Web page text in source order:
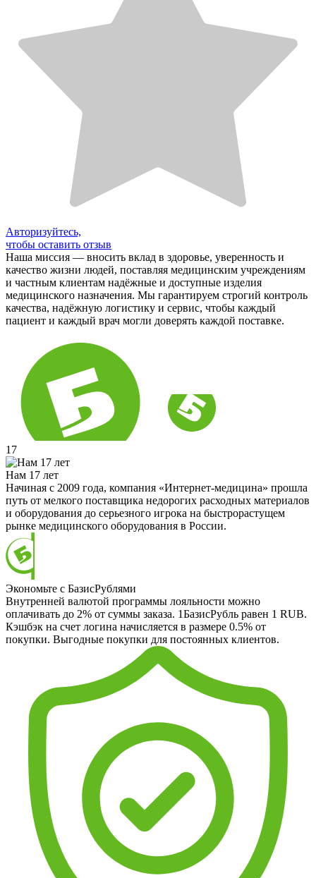
Авторизуйтесь,
чтобы оставить отзыв
Наша миссия — вносить вклад в здоровье, уверенность и
качество жизни людей, поставляя медицинским учреждениям
и частным клиентам надёжные и доступные изделия
медицинского назначения. Мы гарантируем строгий контроль
качества, надёжную логистику и сервис, чтобы каждый
пациент и каждый врач могли доверять каждой поставке.
17
Нам 17 лет
Начиная с 2009 года, компания «Интернет-медицина» прошла
путь от мелкого поставщика недорогих расходных материалов
и оборудования до серьезного игрока на быстрорастущем
рынке медицинского оборудования в России.
Экономьте с БазисРублями
Внутренней валютой программы лояльности можно
оплачивать до 2% от суммы заказа. 1БазисРубль равен 1 RUB.
Кэшбэк на счет логина начисляется в размере 0.5% от
покупки. Выгодные покупки для постоянных клиентов.